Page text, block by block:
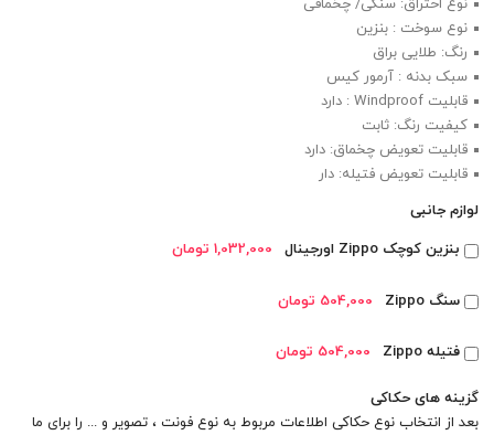
نوع احتراق: سنگی/ چخماقی
نوع سوخت : بنزین
رنگ: طلایی براق
سبک بدنه : آرمور کیس
قابلیت Windproof : دارد
کیفیت رنگ: ثابت
قابلیت تعویض چخماق: دارد
قابلیت تعویض فتیله: دار
لوازم جانبی
بنزین کوچک Zippo اورجینال
1,032,000 تومان
سنگ Zippo 504,000 تومان
فتیله Zippo 504,000 تومان
گزینه های حکاکی
بعد از انتخاب نوع حکاکی اطلاعات مربوط به نوع فونت ، تصویر و ... را برای ما